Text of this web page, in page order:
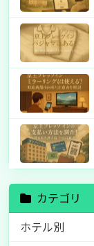
カテゴリ
ホテル別